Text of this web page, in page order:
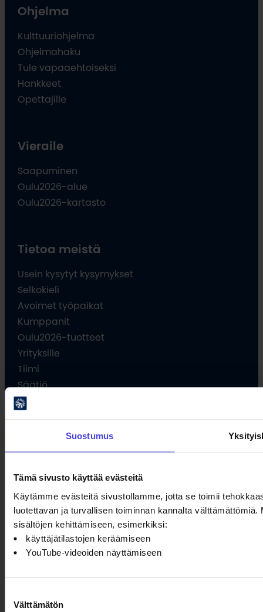
Suostumus
Tämä sivusto käyttää evästeitä
Käytämme evästeitä sivustollamme, jotta se toimii
luotettavan ja turvallisen toiminnan kannalta
sisältöjen kehittämiseen, esimerkiksi:
käyttäjätilastojen keräämiseen
YouTube-videoiden näyttämiseen
valinta
Välttämätön
Ohjelma
Kulttuuriohjelma
Ohjelmahaku
Tule vapaaehtoiseksi
Hankkeet
Opettajille
Vieraile
Saapuminen
Oulu2026-alue
Oulu2026-kartasto
Tietoa meistä
Usein kysytyt kysymykset
Selkokieli
Avoimet työpaikat
Kumppanit
Oulu2026-tuotteet
Yrityksille
Tiimi
Säätiö
Ota yhteyttä
Projektien viestintäohjeet
Rimbert-avustusjärjestelmä
Turvallisemman tilan periaatteet